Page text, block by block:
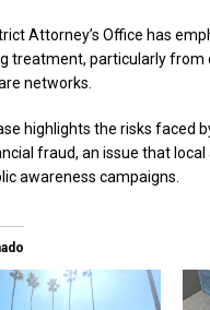
Attorney’s Office has
treatment, particularly from
networks.
highlights the risks faced
fraud, an issue that
awareness campaigns.